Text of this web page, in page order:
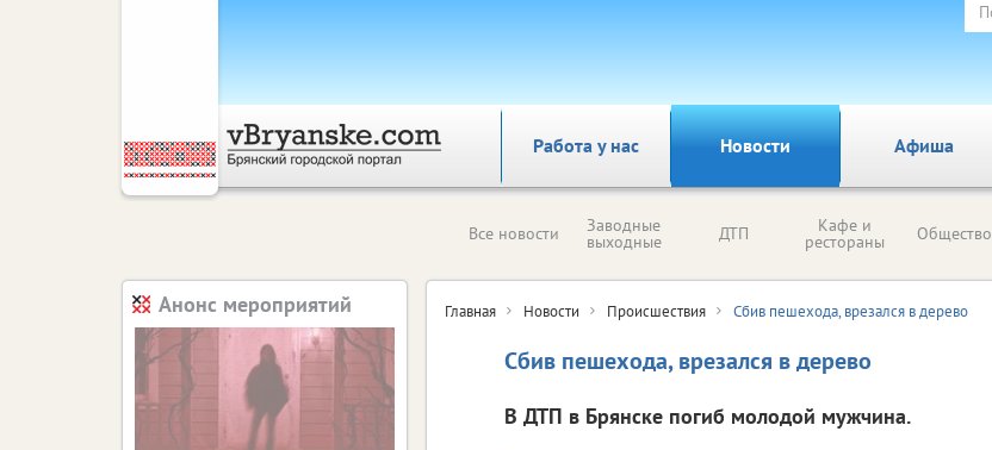
Работа у нас Новости Афиша
Все новости Заводные
выходные ДТП Кафе и
рестораны Общество
Главная Новости Происшествия Сбив пешехода, врезался в дерево
Сбив пешехода, врезался в дерево
В ДТП в Брянске погиб молодой мужчина.
Анонс мероприятий